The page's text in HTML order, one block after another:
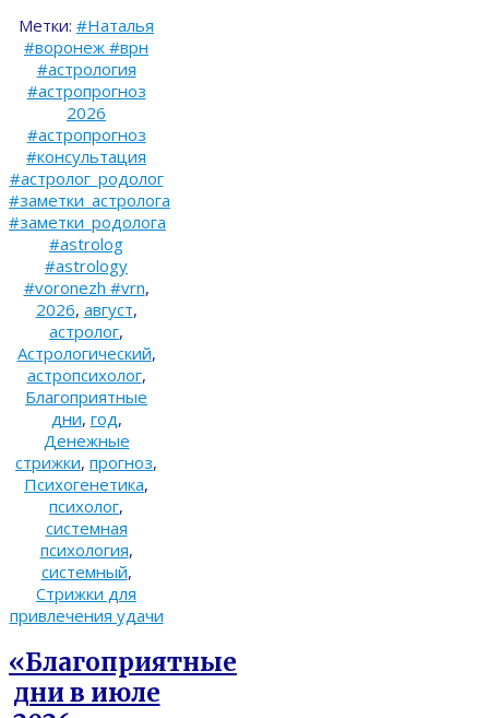
Метки: #Наталья
#воронеж #врн
#астрология
#астропрогноз
2026
#астропрогноз
#консультация
#астролог_родолог
#заметки_астролога
#заметки_родолога
#astrolog
#astrology
#voronezh #vrn,
2026, август,
астролог,
Астрологический,
астропсихолог,
Благоприятные
дни, год,
Денежные
стрижки, прогноз,
Психогенетика,
психолог,
системная
психология,
системный,
Стрижки для
привлечения удачи
«Благоприятные
дни в июле